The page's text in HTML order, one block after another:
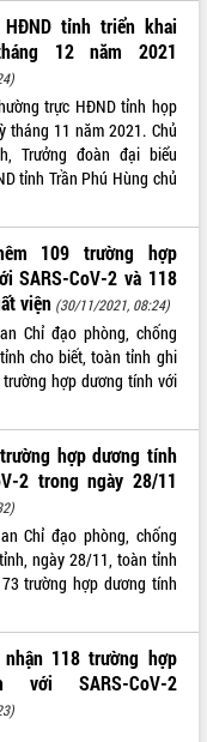
tỉnh triển khai
12 năm 2021
trực HĐND tỉnh họp
tháng 11 năm 2021. Chủ
Trưởng đoàn đại biểu
tỉnh Trần Phú Hùng chủ
109 trường hợp
SARS-CoV-2 và 118
viện (30/11/2021, 08:24)
Chỉ đạo phòng, chống
cho biết, toàn tỉnh ghi
hợp dương tính với
hợp dương tính
2 trong ngày 28/11
Chỉ đạo phòng, chống
ngày 28/11, toàn tỉnh
trường hợp dương tính
118 trường hợp
với SARS-CoV-2